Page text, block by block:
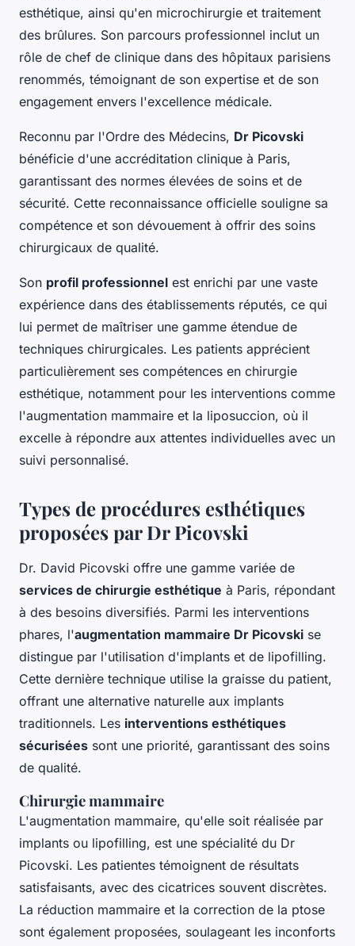
esthétique, ainsi qu'en microchirurgie et traitement
des brûlures. Son parcours professionnel inclut un
rôle de chef de clinique dans des hôpitaux parisiens
renommés, témoignant de son expertise et de son
engagement envers l'excellence médicale.
Reconnu par l'Ordre des Médecins, Dr Picovski
bénéficie d'une accréditation clinique à Paris,
garantissant des normes élevées de soins et de
sécurité. Cette reconnaissance officielle souligne sa
compétence et son dévouement à offrir des soins
chirurgicaux de qualité.
Son profil professionnel est enrichi par une vaste
expérience dans des établissements réputés, ce qui
lui permet de maîtriser une gamme étendue de
techniques chirurgicales. Les patients apprécient
particulièrement ses compétences en chirurgie
esthétique, notamment pour les interventions comme
l'augmentation mammaire et la liposuccion, où il
excelle à répondre aux attentes individuelles avec un
suivi personnalisé.
Types de procédures esthétiques
proposées par Dr Picovski
Dr. David Picovski offre une gamme variée de
services de chirurgie esthétique à Paris, répondant
à des besoins diversifiés. Parmi les interventions
phares, l'augmentation mammaire Dr Picovski se
distingue par l'utilisation d'implants et de lipofilling.
Cette dernière technique utilise la graisse du patient,
offrant une alternative naturelle aux implants
traditionnels. Les interventions esthétiques
sécurisées sont une priorité, garantissant des soins
de qualité.
Chirurgie mammaire
L'augmentation mammaire, qu'elle soit réalisée par
implants ou lipofilling, est une spécialité du Dr
Picovski. Les patientes témoignent de résultats
satisfaisants, avec des cicatrices souvent discrètes.
La réduction mammaire et la correction de la ptose
sont également proposées, soulageant les inconforts